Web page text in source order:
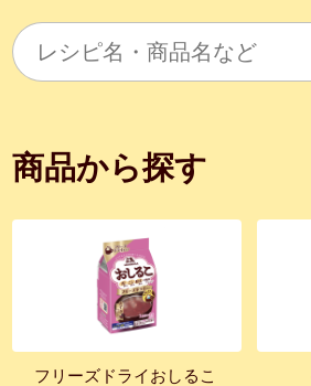
商品から探す
フリーズドライおしるこ